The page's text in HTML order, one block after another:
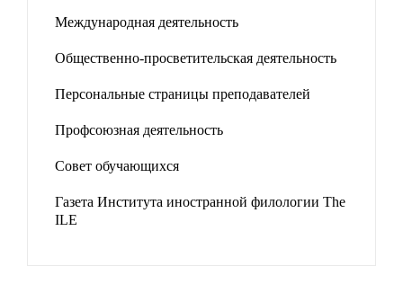
Международная деятельность
Общественно-просветительская деятельность
Персональные страницы преподавателей
Профсоюзная деятельность
Совет обучающихся
Газета Института иностранной филологии The
ILE